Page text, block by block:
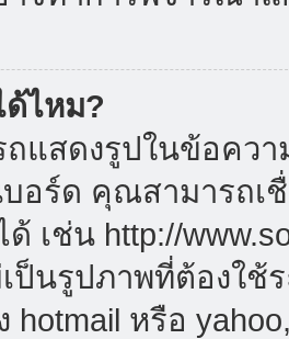
ไหม?
แสดงรูปในข้อคว
อร์ด คุณสามารถเชื่
เช่น http://
ป็นรูปภาพที่ต้องใ
hotmail หรือ